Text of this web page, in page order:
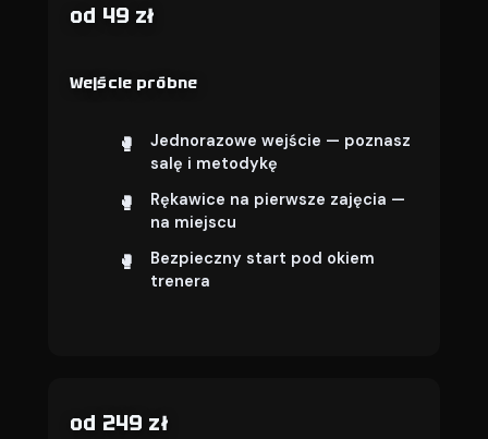
od 49 zł
Wejście próbne
Jednorazowe wejście — poznasz
salę i metodykę
Rękawice na pierwsze zajęcia —
na miejscu
Bezpieczny start pod okiem
trenera
od 249 zł